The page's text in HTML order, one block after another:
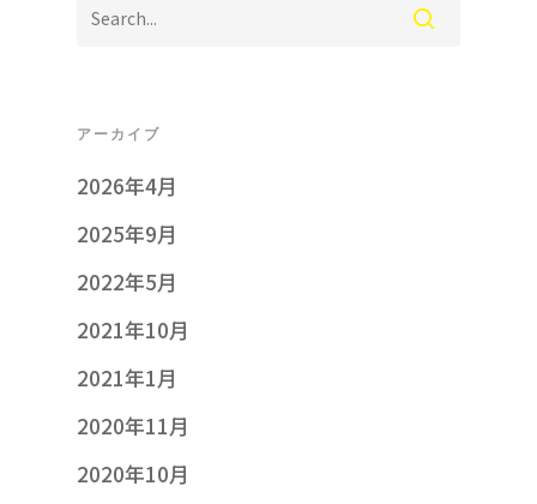
アーカイブ
2026年4月
2025年9月
2022年5月
2021年10月
2021年1月
2020年11月
2020年10月